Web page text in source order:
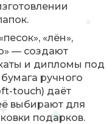
«лён»,
— создают
и дипломы под
ручного
touch) даёт
выбирают для
подарков.